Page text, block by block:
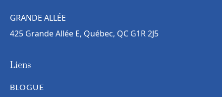
GRANDE ALLÉE
425 Grande Allée E, Québec, QC G1R 2J5
Liens
BLOGUE